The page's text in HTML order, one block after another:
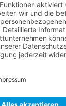
Downloads
Weitere Seiten
Datenschutz|